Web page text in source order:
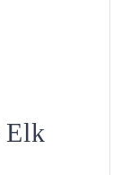
Elk